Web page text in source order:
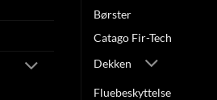
Børster
Catago Fir-Tech
Dekken
Fluebeskyttelse